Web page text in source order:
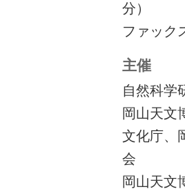
分）
ファック
主催
自然科学
岡山天文
文化庁、
会
岡山天文